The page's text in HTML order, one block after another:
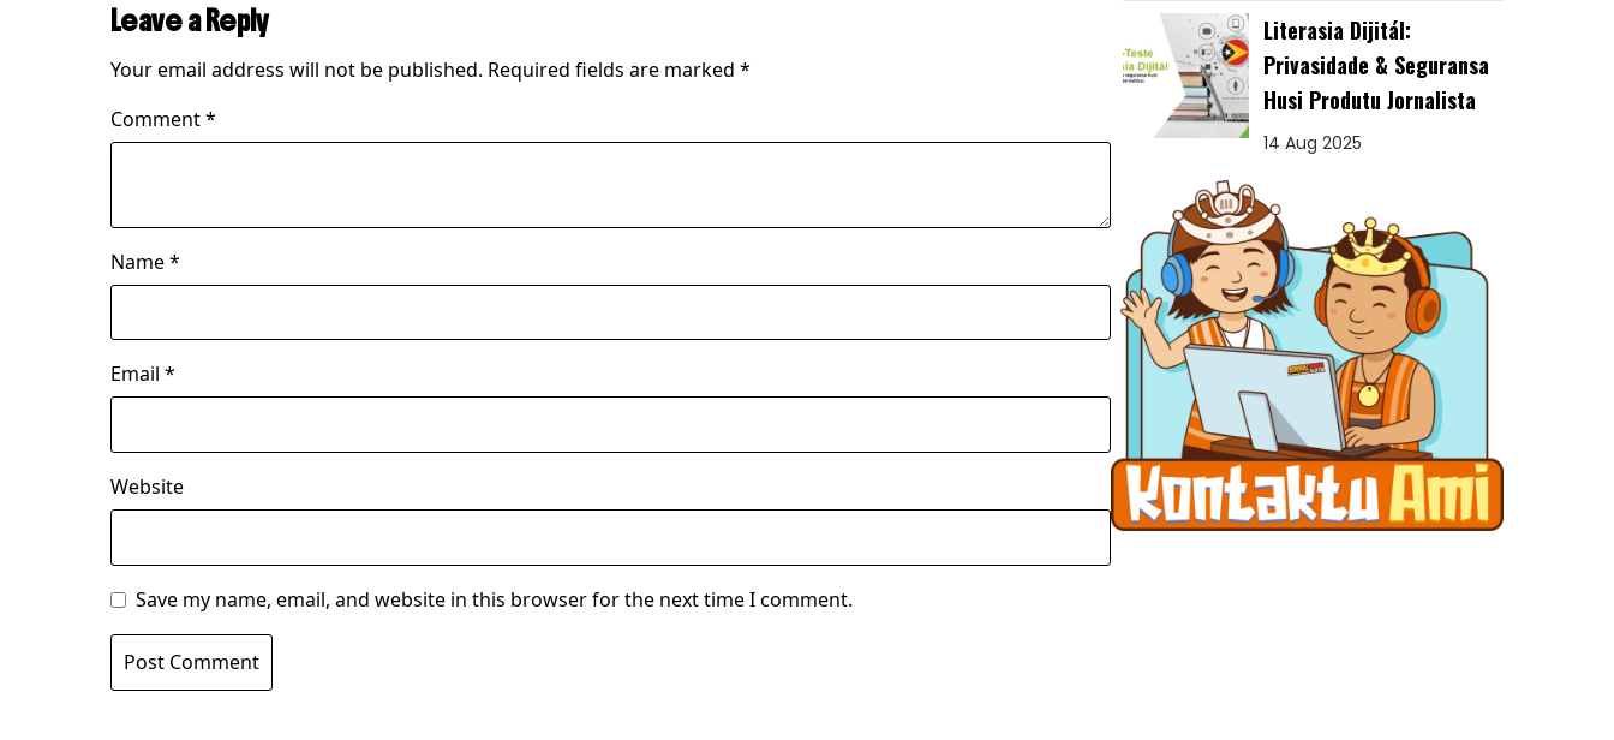
Leave a Reply
Your email address will not be published. Required fields are marked *
Comment*
Name*
Email *
Website
Save my name, email, and website in this browser for the next time I comment.
Literasia Dijitál:
Privasidade & Seguransa
Husi Produtu Jornalista
14 Aug 2025